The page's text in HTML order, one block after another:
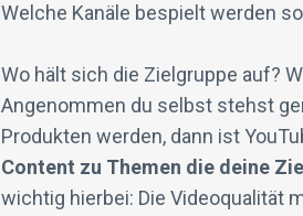
Welche Kanäle bespielt werden
Wo hält sich die Zielgruppe auf?
Angenommen du selbst stehst
Produkten werden, dann ist
Content zu Themen die deine
wichtig hierbei: Die Videoqualität